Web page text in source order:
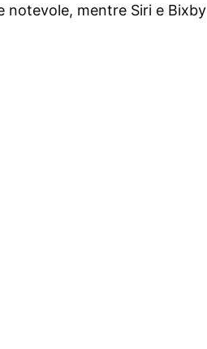
notevole, mentre Siri e Bixby